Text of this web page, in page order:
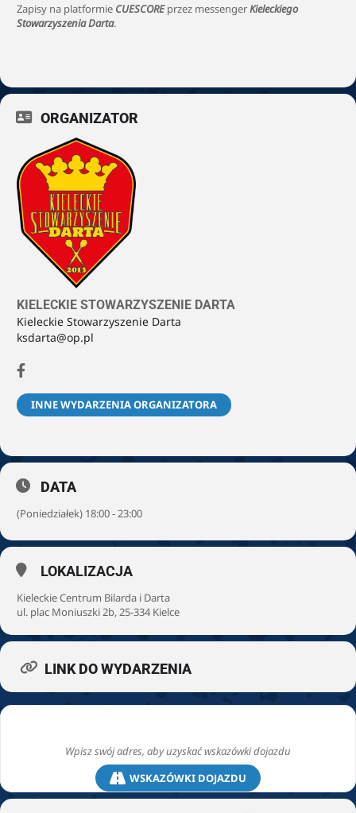
Zapisy na platformie CUESCOREprzez messengerKieleckiego
Stowarzyszenia Darta.
ORGANIZATOR
KIELECKIE STOWARZYSZENIE DARTA
Kieleckie Stowarzyszenie Darta
ksdarta@op.pl
INNE WYDARZENIA ORGANIZATORA
DATA
(Poniedziałek) 18:00 - 23:00
LOKALIZACJA
Kieleckie Centrum Bilarda i Darta
ul. plac Moniuszki 2b, 25-334 Kielce
LINK DO WYDARZENIA
WSKAZÓWKI DOJAZDU